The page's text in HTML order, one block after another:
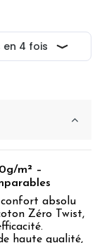
m² –
absolu
Zéro Twist,
haute qualité,